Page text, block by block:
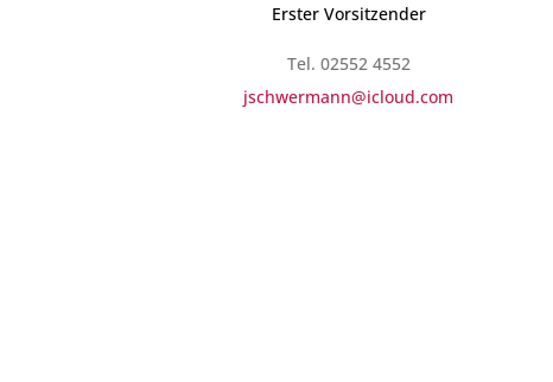
Erster Vorsitzender
Tel. 02552 4552
jschwermann@icloud.com